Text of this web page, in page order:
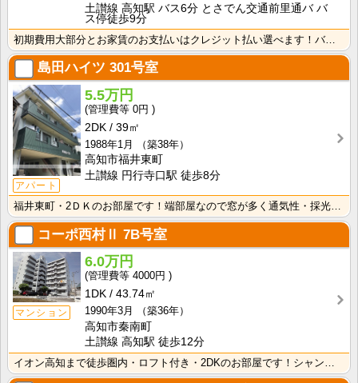
土讃線 高知駅 バス6分 とさでん交通前里通バ バ
ス停徒歩9分
初期費用大部分とお家賃のお支払いはクレジット払い選べます！バス・トイレ別なので、ゆったり湯船に浸かれ･･･
島田ハイツ 301号室
アパート
5.5万円
0円
2DK
39㎡
1988年1月
（築38年）
高知市福井東町
土讃線 円行寺口駅 徒歩8分
コーポ西村Ⅱ 7B号室
マンション
6.0万円
4000円
1DK
43.74㎡
1990年3月
（築36年）
高知市秦南町
土讃線 高知駅 徒歩12分